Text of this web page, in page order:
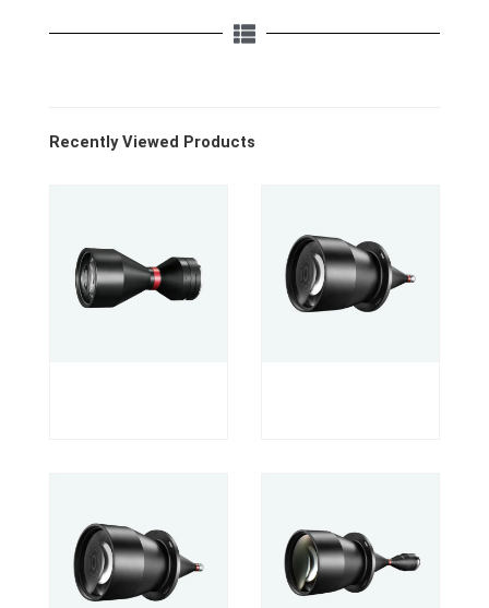
Recently Viewed Products